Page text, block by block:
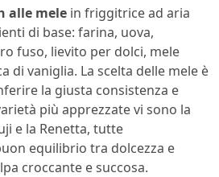
alle mele in friggitrice ad aria
di base: farina, uova,
fuso, lievito per dolci, mele
di vaniglia. La scelta delle mele è
la giusta consistenza e
più apprezzate vi sono la
e la Renetta, tutte
equilibrio tra dolcezza e
croccante e succosa.